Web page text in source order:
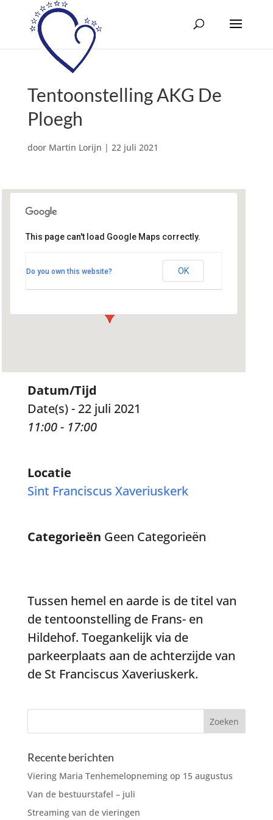
Tentoonstelling AKG De
Ploegh
door Martin Lorijn | 22 juli 2021
Sint Franciscus Xaveriuskerk
't Zand 29 - Amersfoort
This page can't load Google Maps correctly.
Do you own this website? OK
Datum/Tijd
Date(s) - 22 juli 2021
11:00 - 17:00
Locatie
Sint Franciscus Xaveriuskerk
Categorieën Geen Categorieën
Tussen hemel en aarde is de titel van
de tentoonstelling de Frans- en
Hildehof. Toegankelijk via de
parkeerplaats aan de achterzijde van
de St Franciscus Xaveriuskerk.
Recente berichten
Viering Maria Tenhemelopneming op 15 augustus
Van de bestuurstafel – juli
Streaming van de vieringen